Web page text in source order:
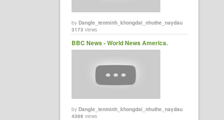
byDangle_tenminh_khongdai_nhuthe_naydau
3173 views
BBC News - World News America.
byDangle_tenminh_khongdai_nhuthe_naydau
4366 views